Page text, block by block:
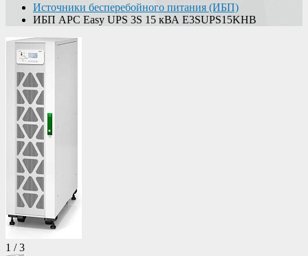
Источники бесперебойного питания (ИБП)
ИБП APC Easy UPS 3S 15 кВА E3SUPS15KHB
1 /3